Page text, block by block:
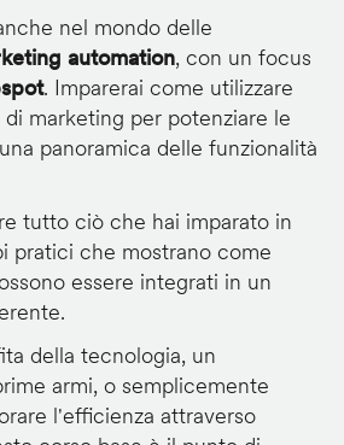
nel mondo delle
automation, con un focus
. Imparerai come utilizzare
marketing per potenziare le
panoramica delle funzionalità
tutto ciò che hai imparato in
pratici che mostrano come
essere integrati in un
della tecnologia, un
armi, o semplicemente
l'efficienza attraverso